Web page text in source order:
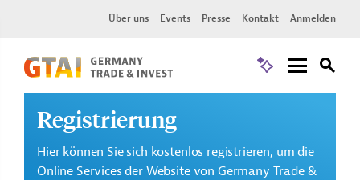
Über uns Events Presse Kontakt Anmelden
Registrierung
Hier können Sie sich kostenlos registrieren, um die
Online Services der Website von Germany Trade &